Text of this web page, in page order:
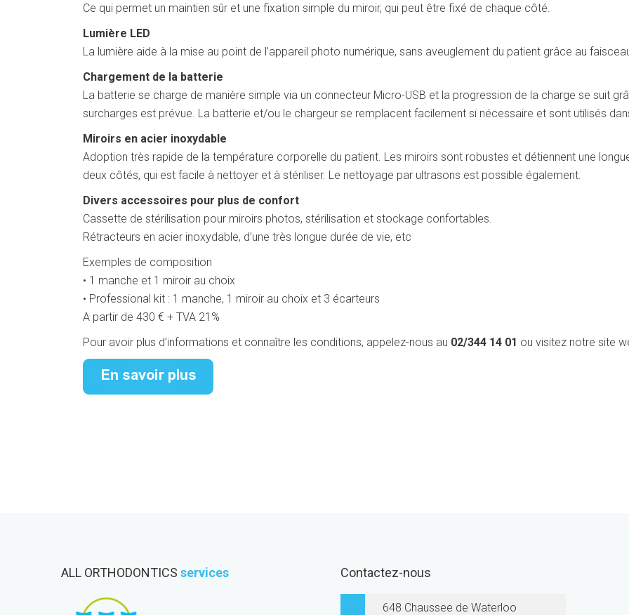
Ce qui permet un maintien sûr et une fixation simple du miroir, qui peut être fixé de chaque côté.
Lumière LED
La lumière aide à la mise au point de l’appareil photo numérique, sans aveuglement du patient grâce au
Chargement de la batterie
La batterie se charge de manière simple via un connecteur Micro-USB et la progression de la charge se suit
surcharges est prévue. La batterie et/ou le chargeur se remplacent facilement si nécessaire et sont utilisés
Miroirs en acier inoxydable
Adoption très rapide de la température corporelle du patient. Les miroirs sont robustes et détiennent une
deux côtés, qui est facile à nettoyer et à stériliser. Le nettoyage par ultrasons est possible également.
Divers accessoires pour plus de confort
Cassette de stérilisation pour miroirs photos, stérilisation et stockage confortables.
Rétracteurs en acier inoxydable, d’une très longue durée de vie, etc
Exemples de composition
• 1 manche et 1 miroir au choix
• Professional kit : 1 manche, 1 miroir au choix et 3 écarteurs
A partir de 430 € + TVA 21%
Pour avoir plus d’informations et connaître les conditions, appelez-nous au 02/344 14 01 ou visitez notre site
ALL ORTHODONTICS services Contactez-nous
648 Chaussee de Waterloo